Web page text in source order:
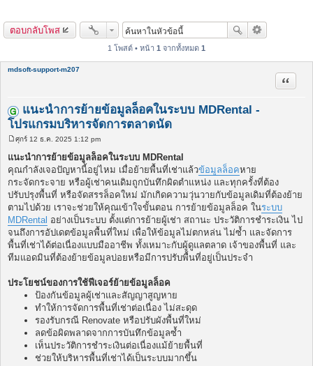
ตอบกลับโพส
1 โพสต์ • หน้า 1 จากทั้งหมด 1
mdsoft-support-m207
แนะนำการย้ายข้อมูลล็อคในระบบ MDRental -
โปรแกรมบริหารจัดการตลาดนัด
อ้างคำ
โ
พ
ส
ต์
ศุกร์ 12 ธ.ค. 2025 1:12 pm
แนะนำการย้ายข้อมูลล็อคในระบบ MDRental
คุณกำลังเจอปัญหานี้อยู่ไหม เมื่อย้ายพื้นที่เช่าแล้วข้อมูลล็อคหาย
กระจัดกระจาย หรือผู้เช่าคนเดิมถูกบันทึกผิดตำแหน่ง และทุกครั้งที่ต้อง
ปรับปรุงพื้นที่ หรือจัดสรรล็อคใหม่ มักเกิดความวุ่นวายกับข้อมูลเดิมที่ต้องย้าย
ตามไปด้วย เราจะช่วยให้คุณเข้าใจขั้นตอน การย้ายข้อมูลล็อค ในระบบ
MDRental อย่างเป็นระบบ ตั้งแต่การย้ายผู้เช่า สถานะ ประวัติการชำระเงิน ไป
จนถึงการอัปเดตข้อมูลพื้นที่ใหม่ เพื่อให้ข้อมูลไม่ตกหล่น ไม่ซ้ำ และจัดการ
พื้นที่เช่าได้ต่อเนื่องแบบมืออาชีพ ทั้งเหมาะกับผู้ดูแลตลาด เจ้าของพื้นที่ และ
ทีมแอดมินที่ต้องย้ายข้อมูลบ่อยหรือมีการปรับพื้นที่อยู่เป็นประจำ
ประโยชน์ของการใช้ฟีเจอร์ย้ายข้อมูลล็อค
ป้องกันข้อมูลผู้เช่าและสัญญาสูญหาย
ทำให้การจัดการพื้นที่เช่าต่อเนื่อง ไม่สะดุด
รองรับกรณี Renovate หรือปรับผังพื้นที่ใหม่
ลดข้อผิดพลาดจากการบันทึกข้อมูลซ้ำ
เห็นประวัติการชำระเงินต่อเนื่องแม้ย้ายพื้นที่
ช่วยให้บริหารพื้นที่เช่าได้เป็นระบบมากขึ้น